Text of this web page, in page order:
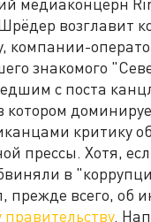
возглавит
компании-
знакомого
с поста
критику
прессы. Хотя,
в
всего, об
.